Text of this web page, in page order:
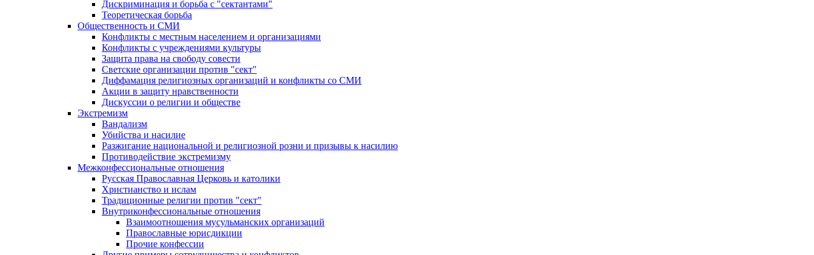
Дискриминация и борьба с "сектантами"
Теоретическая борьба
Общественность и СМИ
Конфликты с местным населением и организациями
Конфликты с учреждениями культуры
Защита права на свободу совести
Светские организации против "сект"
Диффамация религиозных организаций и конфликты со СМИ
Акции в защиту нравственности
Дискуссии о религии и обществе
Экстремизм
Вандализм
Убийства и насилие
Разжигание национальной и религиозной розни и призывы к насилию
Противодействие экстремизму
Межконфессиональные отношения
Русская Православная Церковь и католики
Христианство и ислам
Традиционные религии против "сект"
Внутриконфессиональные отношения
Взаимоотношения мусульманских организаций
Православные юрисдикции
Прочие конфессии